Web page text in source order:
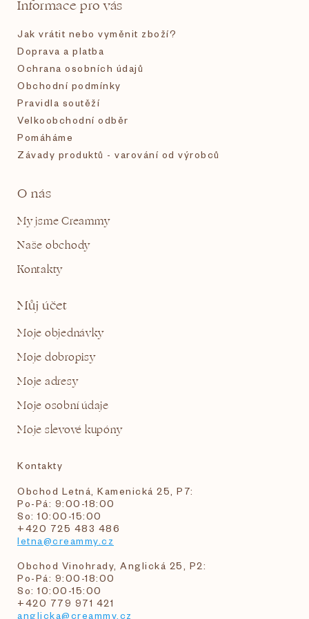
Informace pro vás
Jak vrátit nebo vyměnit zboží?
Doprava a platba
Ochrana osobních údajů
Obchodní podmínky
Pravidla soutěží
Velkoobchodní odběr
Pomáháme
Závady produktů - varování od výrobců
O nás
My jsme Creammy
Naše obchody
Kontakty
Můj účet
Moje objednávky
Moje dobropisy
Moje adresy
Moje osobní údaje
Moje slevové kupóny
Kontakty
Obchod Letná, Kamenická 25, P7:
Po-Pá: 9:00-18:00
So: 10:00-15:00
+420 725 483 486
letna@creammy.cz
Obchod Vinohrady, Anglická 25, P2:
Po-Pá: 9:00-18:00
So: 10:00-15:00
+420 779 971 421
anglicka@creammy.cz